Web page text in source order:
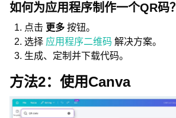
如何为应用程序制作一个QR码？
点击 更多 按钮。
选择 应用程序二维码 解决方案。
生成、定制并下载代码。
方法2：使用Canva